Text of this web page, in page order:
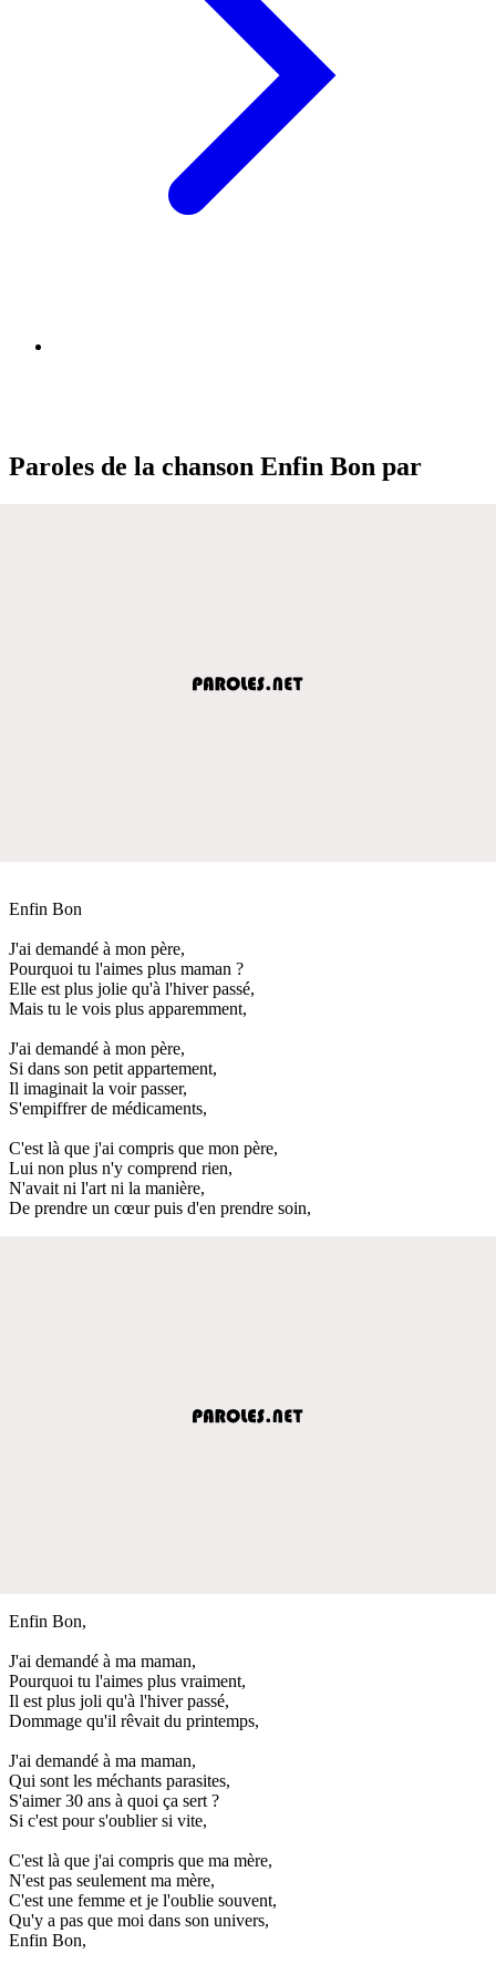
Paroles de la chanson Enfin Bon par
Enfin Bon
J'ai demandé à mon père,
Pourquoi tu l'aimes plus maman ?
Elle est plus jolie qu'à l'hiver passé,
Mais tu le vois plus apparemment,
J'ai demandé à mon père,
Si dans son petit appartement,
Il imaginait la voir passer,
S'empiffrer de médicaments,
C'est là que j'ai compris que mon père,
Lui non plus n'y comprend rien,
N'avait ni l'art ni la manière,
De prendre un cœur puis d'en prendre soin,
Enfin Bon,
J'ai demandé à ma maman,
Pourquoi tu l'aimes plus vraiment,
Il est plus joli qu'à l'hiver passé,
Dommage qu'il rêvait du printemps,
J'ai demandé à ma maman,
Qui sont les méchants parasites,
S'aimer 30 ans à quoi ça sert ?
Si c'est pour s'oublier si vite,
C'est là que j'ai compris que ma mère,
N'est pas seulement ma mère,
C'est une femme et je l'oublie souvent,
Qu'y a pas que moi dans son univers,
Enfin Bon,